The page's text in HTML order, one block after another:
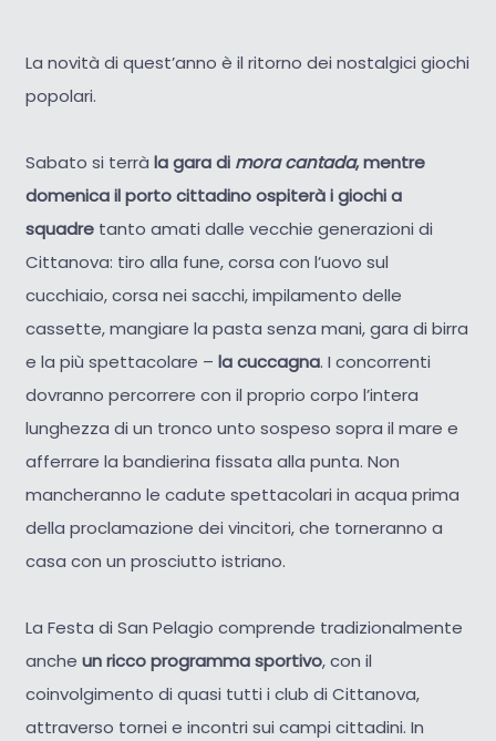
La novità di quest’anno è il ritorno dei nostalgici giochi
popolari.
Sabato si terrà la gara di mora cantada, mentre
domenica il porto cittadino ospiterà i giochi a
squadretanto amati dalle vecchie generazioni di
Cittanova: tiro alla fune, corsa con l’uovo sul
cucchiaio, corsa nei sacchi, impilamento delle
cassette, mangiare la pasta senza mani, gara di birra
e la più spettacolare – la cuccagna. I concorrenti
dovranno percorrere con il proprio corpo l’intera
lunghezza di un tronco unto sospeso sopra il mare e
afferrare la bandierina fissata alla punta. Non
mancheranno le cadute spettacolari in acqua prima
della proclamazione dei vincitori, che torneranno a
casa con un prosciutto istriano.
La Festa di San Pelagio comprende tradizionalmente
anche un ricco programma sportivo, con il
coinvolgimento di quasi tutti i club di Cittanova,
attraverso tornei e incontri sui campi cittadini. In